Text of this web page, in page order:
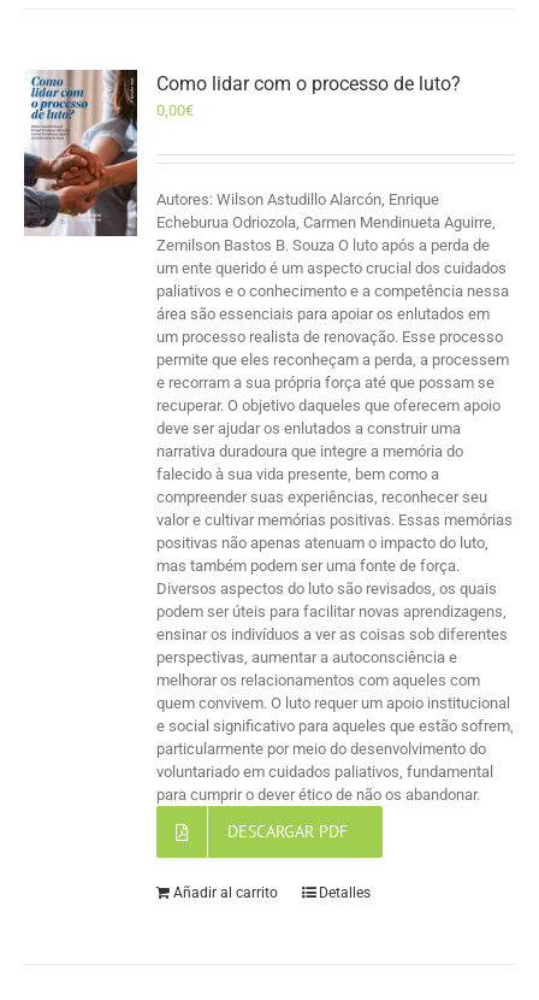
Como lidar com o processo de luto?
0,00€
Autores: Wilson Astudillo Alarcón, Enrique
Echeburua Odriozola, Carmen Mendinueta Aguirre,
Zemilson Bastos B. Souza O luto após a perda de
um ente querido é um aspecto crucial dos cuidados
paliativos e o conhecimento e a competência nessa
área são essenciais para apoiar os enlutados em
um processo realista de renovação. Esse processo
permite que eles reconheçam a perda, a processem
e recorram a sua própria força até que possam se
recuperar. O objetivo daqueles que oferecem apoio
deve ser ajudar os enlutados a construir uma
narrativa duradoura que integre a memória do
falecido à sua vida presente, bem como a
compreender suas experiências, reconhecer seu
valor e cultivar memórias positivas. Essas memórias
positivas não apenas atenuam o impacto do luto,
mas também podem ser uma fonte de força.
Diversos aspectos do luto são revisados, os quais
podem ser úteis para facilitar novas aprendizagens,
ensinar os indivíduos a ver as coisas sob diferentes
perspectivas, aumentar a autoconsciência e
melhorar os relacionamentos com aqueles com
quem convivem. O luto requer um apoio institucional
e social significativo para aqueles que estão sofrem,
particularmente por meio do desenvolvimento do
voluntariado em cuidados paliativos, fundamental
para cumprir o dever ético de não os abandonar.
DESCARGAR PDF
Añadir al carrito Detalles